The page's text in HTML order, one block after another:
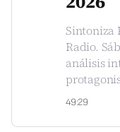
Sintoniza
Radio.
análisis
49:29